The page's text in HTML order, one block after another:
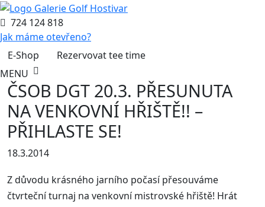
724 124 818
Jak máme otevřeno?
E-Shop
Rezervovat tee time
MENU
ČSOB DGT 20.3. PŘESUNUTA
NA VENKOVNÍ HŘIŠTĚ!! –
PŘIHLASTE SE!
18.3.2014
Z důvodu krásného jarního počasí přesouváme
čtvrteční turnaj na venkovní mistrovské hřiště! Hrát